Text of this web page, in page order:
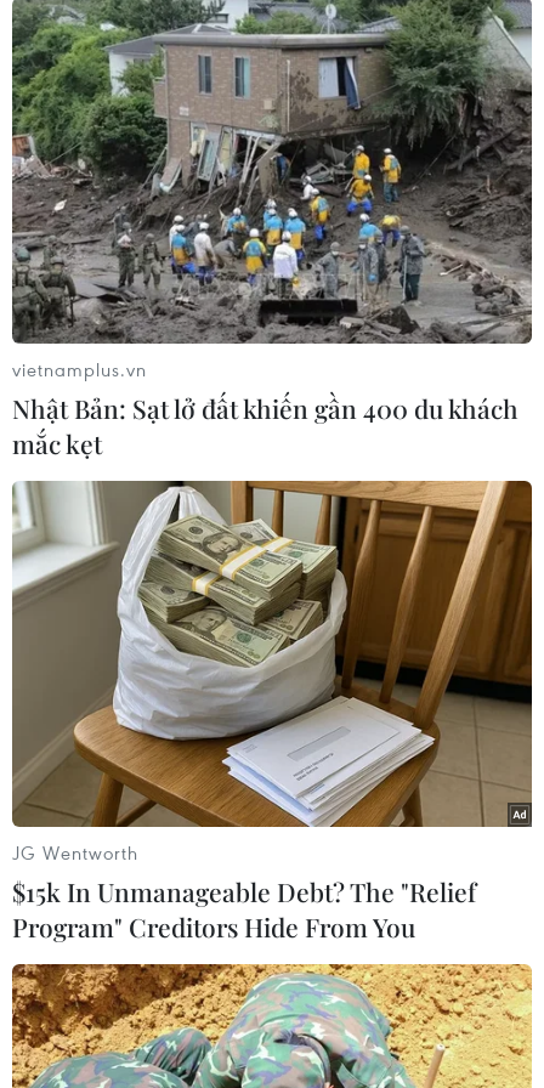
hiện dự đoán xác suất Fed bắt đầu hạ lãi suất
vào tháng Sáu tới là khoảng 71%, cao hơn mức
56% vào đầu tuần này.
Ông Michael Sheldon, Giám đốc công ty tài
chính RDM Financial Group, nhận định sau đợt
khởi sắc của thị trường chứng khoán kéo dài từ
tháng 10 năm ngoái, thị trường có thể bước vào
nhịp điều chỉnh hoặc đi ngang trong thời gian
tới./.
Các thị trường đều đi lên
sau quyết định giữ nguyên
lãi suất của Fed
Giá vàng, giá dầu, chứng khoán
đều đi lên trong phiên giao dịch
chiều 21/3 sau khi Cục Dự trữ Liên
bang Mỹ (Fed) quyết định giữ
nguyên lãi suất trong khoảng
5,25%-5,50%.
(TTXVN/Vietnam+)
vietnamplus.vn
Nhật Bản: Sạt lở đất khiến gần 400 du khách
mắc kẹt
JG Wentworth
$15k In Unmanageable Debt? The "Relief
Program" Creditors Hide From You